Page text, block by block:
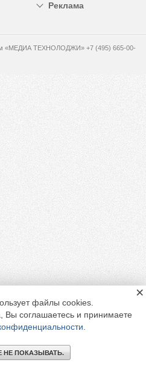
Реклама
«МЕДИА ТЕХНОЛОДЖИ» +7 (495) 665-00-
файлы cookies.
Вы соглашаетесь и принимаете
НЕ ПОКАЗЫВАТЬ.
×